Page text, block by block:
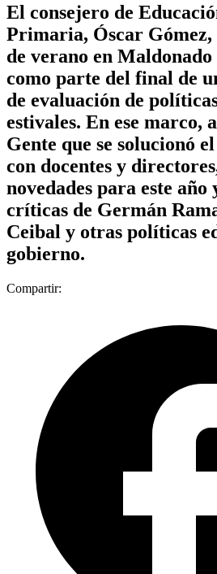
El consejero de
Primaria, Óscar
de verano en
como parte del final de
de evaluación de
estivales. En ese marco,
Gente que se solucionó
con docentes y
novedades para este año
críticas de Germán
Ceibal y otras políticas
gobierno.
Compartir: